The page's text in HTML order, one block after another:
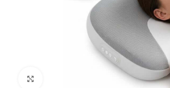
натисніть, щоб збільшити